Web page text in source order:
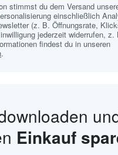
stimmst du dem Versand
einschließlich
(z. B. Öffnungsrate,
jederzeit widerrufen, z.
findest du in unseren
.
Einkauf